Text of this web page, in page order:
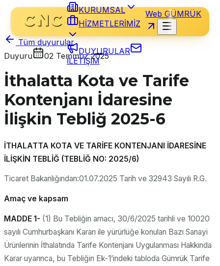
KURUMSAL
HİZMETLERİMİZ
DUYURULAR
İLETİŞİM
Web GÜMRÜK
Tüm duyurular
Duyuru
02 Temmuz 2025
İthalatta Kota ve Tarife
Kontenjanı İdaresine
İlişkin Tebliğ 2025-6
İTHALATTA KOTA VE TARİFE KONTENJANI İDARESİNE
İLİŞKİN TEBLİĞ (TEBLİĞ NO: 2025/6)
Ticaret Bakanlığından:01.07.2025 Tarih ve 32943 Sayılı R.G.
Amaç ve kapsam
MADDE 1- (1) Bu Tebliğin amacı, 30/6/2025 tarihli ve 10020
sayılı Cumhurbaşkanı Kararı ile yürürlüğe konulan Bazı Sanayi
Ürünlerinin İthalatında Tarife Kontenjanı Uygulanması Hakkında
Karar uyarınca, bu Tebliğin Ek-1’indeki tabloda Gümrük Tarife